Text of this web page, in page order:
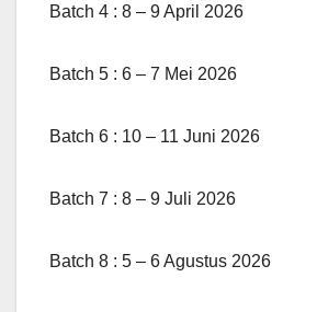
Batch 4 : 8 – 9 April 2026
Batch 5 : 6 – 7 Mei 2026
Batch 6 : 10 – 11 Juni 2026
Batch 7 : 8 – 9 Juli 2026
Batch 8 : 5 – 6 Agustus 2026